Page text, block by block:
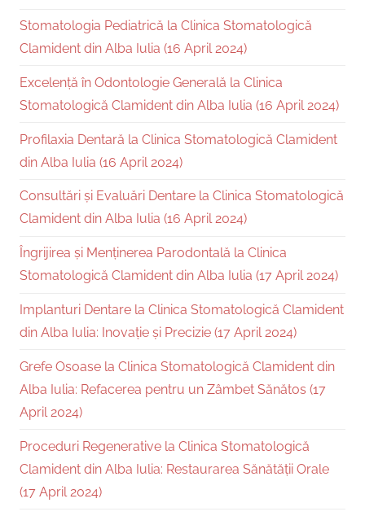
Stomatologia Pediatrică la Clinica Stomatologică
Clamident din Alba Iulia (16 April 2024)
Excelență în Odontologie Generală la Clinica
Stomatologică Clamident din Alba Iulia (16 April 2024)
Profilaxia Dentară la Clinica Stomatologică Clamident
din Alba Iulia (16 April 2024)
Consultări și Evaluări Dentare la Clinica Stomatologică
Clamident din Alba Iulia (16 April 2024)
Îngrijirea și Menținerea Parodontală la Clinica
Stomatologică Clamident din Alba Iulia (17 April 2024)
Implanturi Dentare la Clinica Stomatologică Clamident
din Alba Iulia: Inovație și Precizie (17 April 2024)
Grefe Osoase la Clinica Stomatologică Clamident din
Alba Iulia: Refacerea pentru un Zâmbet Sănătos (17
April 2024)
Proceduri Regenerative la Clinica Stomatologică
Clamident din Alba Iulia: Restaurarea Sănătății Orale
(17 April 2024)